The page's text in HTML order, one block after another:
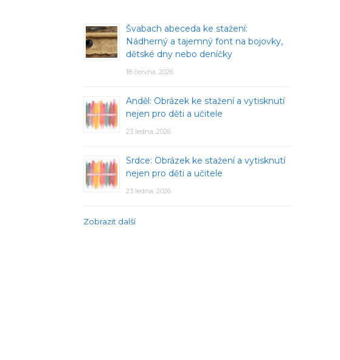
Švabach abeceda ke stažení:
Nádherný a tajemný font na bojovky,
dětské dny nebo deníčky
18 června, 2026
Anděl: Obrázek ke stažení a vytisknutí
nejen pro děti a učitele
23 ledna, 2026
Srdce: Obrázek ke stažení a vytisknutí
nejen pro děti a učitele
23 ledna, 2026
Zobrazit další